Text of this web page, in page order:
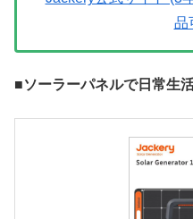
品
■ソーラーパネルで日常生